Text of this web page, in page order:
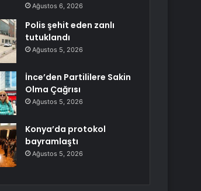
Ağustos 6, 2026
Polis şehit eden zanlı
tutuklandı
Ağustos 5, 2026
İnce’den Partililere Sakin
Olma Çağrısı
Ağustos 5, 2026
Konya’da protokol
bayramlaştı
Ağustos 5, 2026